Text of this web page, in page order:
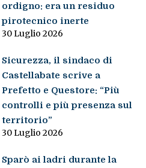
ordigno: era un residuo
pirotecnico inerte
30 Luglio 2026
Sicurezza, il sindaco di
Castellabate scrive a
Prefetto e Questore: “Più
controlli e più presenza sul
territorio”
30 Luglio 2026
Sparò ai ladri durante la